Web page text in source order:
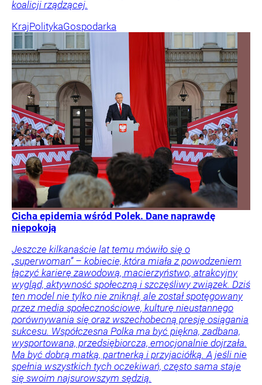
koalicji rządzącej.
KrajPolitykaGospodarka
Cicha epidemia wśród Polek. Dane naprawdę
niepokoją
Jeszcze kilkanaście lat temu mówiło się o
„superwoman” – kobiecie, która miała z powodzeniem
łączyć karierę zawodową, macierzyństwo, atrakcyjny
wygląd, aktywność społeczną i szczęśliwy związek. Dziś
ten model nie tylko nie zniknął, ale został spotęgowany
przez media społecznościowe, kulturę nieustannego
porównywania się oraz wszechobecną presję osiągania
sukcesu. Współczesna Polka ma być piękna, zadbana,
wysportowana, przedsiębiorcza, emocjonalnie dojrzała.
Ma być dobrą matką, partnerką i przyjaciółką. A jeśli nie
spełnia wszystkich tych oczekiwań, często sama staje
się swoim najsurowszym sędzią.